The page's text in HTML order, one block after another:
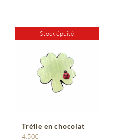
Stock épuisé
Trèfle en chocolat
4,50€